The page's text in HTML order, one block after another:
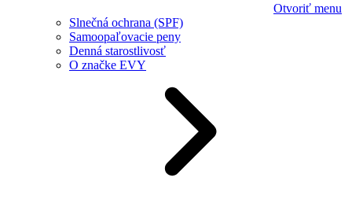
Otvoriť menu
Slnečná ochrana (SPF)
Samoopaľovacie peny
Denná starostlivosť
O značke EVY